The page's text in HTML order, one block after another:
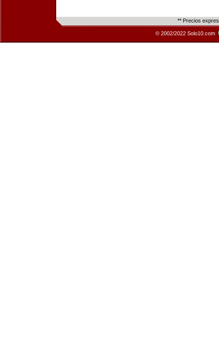
** Precios
© 2002/2022 Solo10.com